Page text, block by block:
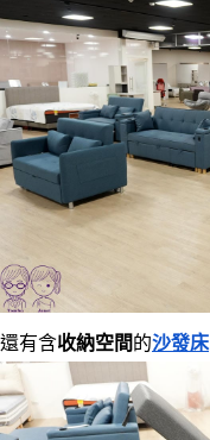
還有含收納空間 的沙發床